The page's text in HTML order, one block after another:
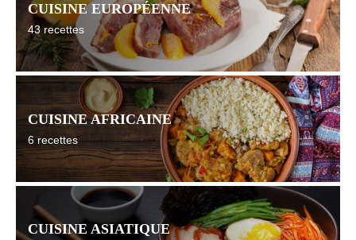
CUISINE EUROPÉENNE
43 recettes
CUISINE AFRICAINE
6 recettes
CUISINE ASIATIQUE